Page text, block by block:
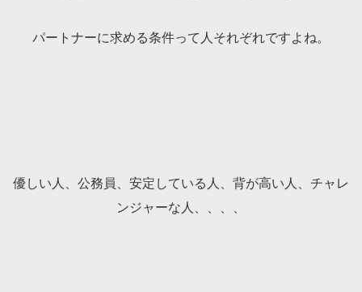
パートナーに求める条件って人それぞれですよね。
優しい人、公務員、安定している人、背が高い人、チャレ
ンジャーな人、、、、